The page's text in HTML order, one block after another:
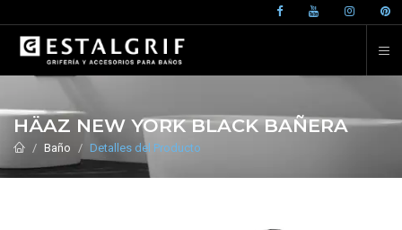
HÄAZ NEW YORK BLACK BAÑERA
Baño Detalles del Producto